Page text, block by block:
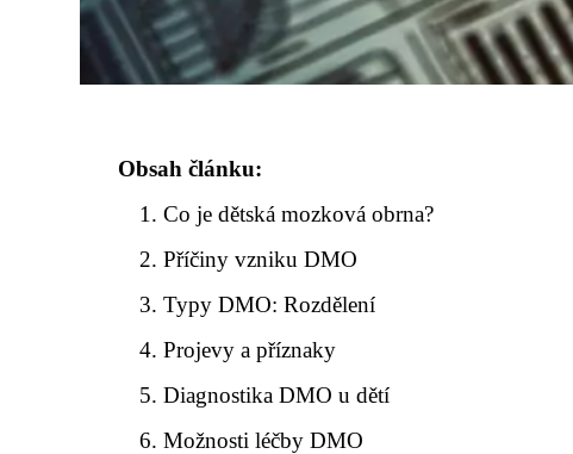
Obsah článku:
Co je dětská mozková obrna?
Příčiny vzniku DMO
Typy DMO: Rozdělení
Projevy a příznaky
Diagnostika DMO u dětí
Možnosti léčby DMO